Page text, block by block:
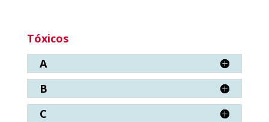
Tóxicos
A
B
C